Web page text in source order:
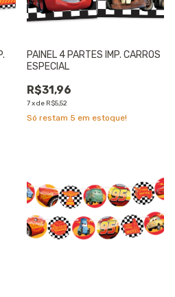
PAINEL 4 PARTES IMP. CARROS
ESPECIAL
R$31,96
7xde R$5,52
Só restam 5 em estoque!